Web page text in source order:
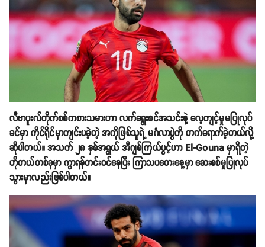
လီဗာပူးလ်တိုက်စစ်ကစားသမားဟာ လက်ရွေးစင်အသင်းနဲ့ လေ့ကျင့်မှုမပြုလုပ်
ခင်မှာ ကိုင်ရိုင်မှာကျင်းပခဲ့တဲ့ အကိုဖြစ်သူရဲ့ မင်္ဂလာပွဲကို တက်ရောက်ခဲ့တယ်လို့
ဆိုပါတယ်။ အသက် ၂၈ နှစ်အရွယ် အီဂျစ်ကြယ်ပွင့်ဟာ El-Gouna မှာရှိတဲ့
ဟိုတယ်တစ်ခုမှာ ကွာရန်တင်းဝင်နေပြီး ကြာသပတေးနေ့မှာ ဆေးစစ်မှုပြုလုပ်
သွားမှာလည်းဖြစ်ပါတယ်။